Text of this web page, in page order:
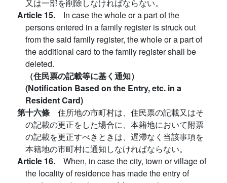
又は一部を削除しなければならない。
Article 15. In case the whole or a part of the
persons entered in a family register is struck out
from the said family register, the whole or a part of
the additional card to the family register shall be
deleted.
（住民票の記載等に基く通知）
(Notification Based on the Entry, etc. in a
Resident Card)
第十六條 住所地の市町村は、住民票の記載又はそ
の記載の更正をした場合に、本籍地において附票
の記載を更正すべきときは、遅滯なく当該事項を
本籍地の市町村に通知しなければならない。
Article 16. When, in case the city, town or village of
the locality of residence has made the entry of